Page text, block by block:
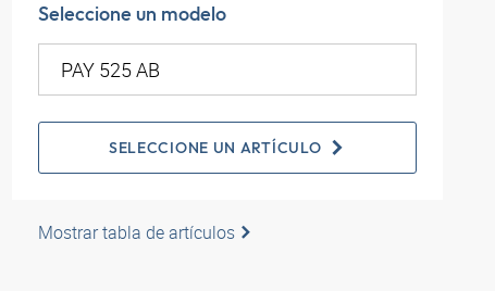
Seleccione un modelo
SELECCIONE UN ARTÍCULO
Mostrar tabla de artículos